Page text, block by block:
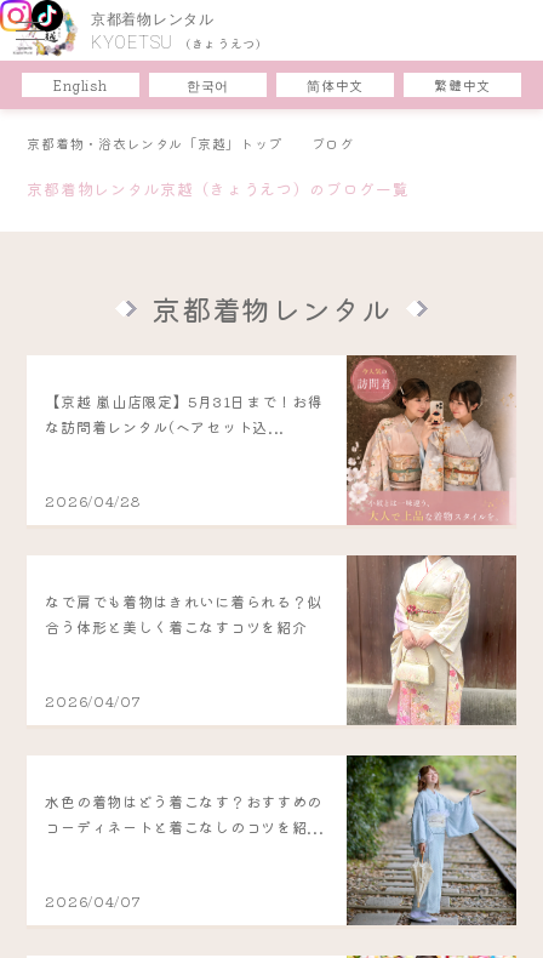
京都着物レンタル
KYOETSU (きょうえつ)
English 한국어 简体中文 繁體中文
京都着物・浴衣レンタル「京越」トップ ブログ
京都着物レンタル京越（きょうえつ）のブログ一覧
京都着物レンタル
【京越 嵐山店限定】5月31日まで！お得
な訪問着レンタル(ヘアセット込...
2026/04/28
なで肩でも着物はきれいに着られる？似
合う体形と美しく着こなすコツを紹介
2026/04/07
水色の着物はどう着こなす？おすすめの
コーディネートと着こなしのコツを紹...
2026/04/07